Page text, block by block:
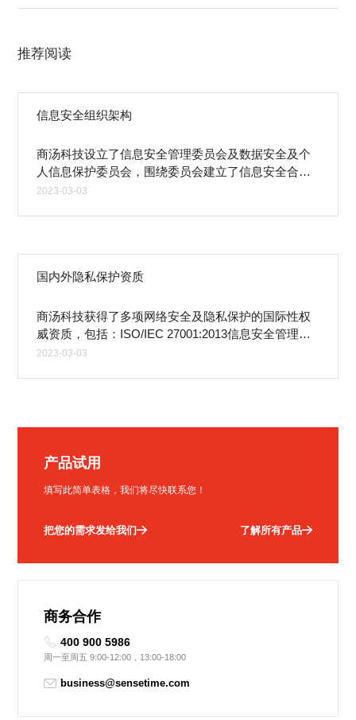
推荐阅读
信息安全组织架构
商汤科技设立了信息安全管理委员会及数据安全及个
人信息保护委员会，围绕委员会建立了信息安全合规
接口人的特殊角色，负责各个业务线的安全技术落地
展对网络安全与隐私保护需求。
2023-03-03
国内外隐私保护资质
商汤科技获得了多项网络安全及隐私保护的国际性权
威资质，包括：ISO/IEC 27001:2013信息安全管理体
系国际认证、ISO/IEC 29151:2017个人信息保护实践
2023-03-03
产品试用
填写此简单表格，我们将尽快联系您！
把您的需求发给我们 了解所有产品
商务合作
400 900 5986
周一至周五 9:00-12:00，13:00-18:00
business@sensetime.com